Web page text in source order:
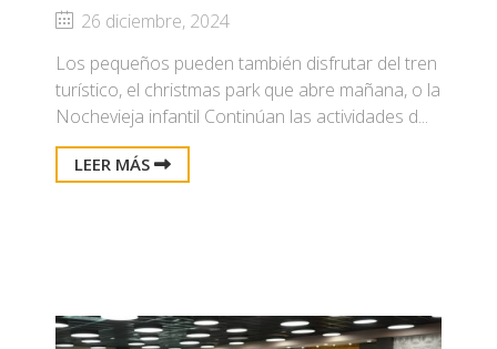
26 diciembre, 2024
Los pequeños pueden también disfrutar del tren
turístico, el christmas park que abre mañana, o la
Nochevieja infantil Continúan las actividades d...
LEER MÁS